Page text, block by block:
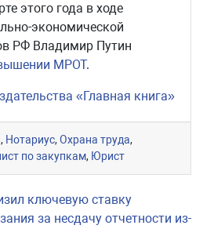
этого года в ходе
экономической
РФ Владимир Путин
МРОТ.
«Главная книга»
, Нотариус,Охрана труда,
по закупкам, Юрист
записям
ключевую ставку
за несдачу отчетности из-